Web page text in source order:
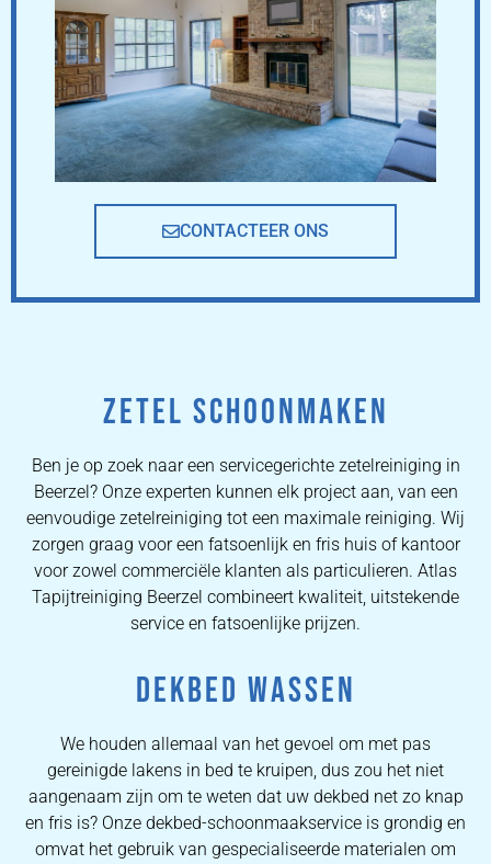
CONTACTEER ONS
ZETEL SCHOONMAKEN
Ben je op zoek naar een servicegerichte zetelreiniging in
Beerzel? Onze experten kunnen elk project aan, van een
eenvoudige zetelreiniging tot een maximale reiniging. Wij
zorgen graag voor een fatsoenlijk en fris huis of kantoor
voor zowel commerciële klanten als particulieren. Atlas
Tapijtreiniging Beerzel combineert kwaliteit, uitstekende
service en fatsoenlijke prijzen.
DEKBED WASSEN
We houden allemaal van het gevoel om met pas
gereinigde lakens in bed te kruipen, dus zou het niet
aangenaam zijn om te weten dat uw dekbed net zo knap
en fris is? Onze dekbed-schoonmaakservice is grondig en
omvat het gebruik van gespecialiseerde materialen om